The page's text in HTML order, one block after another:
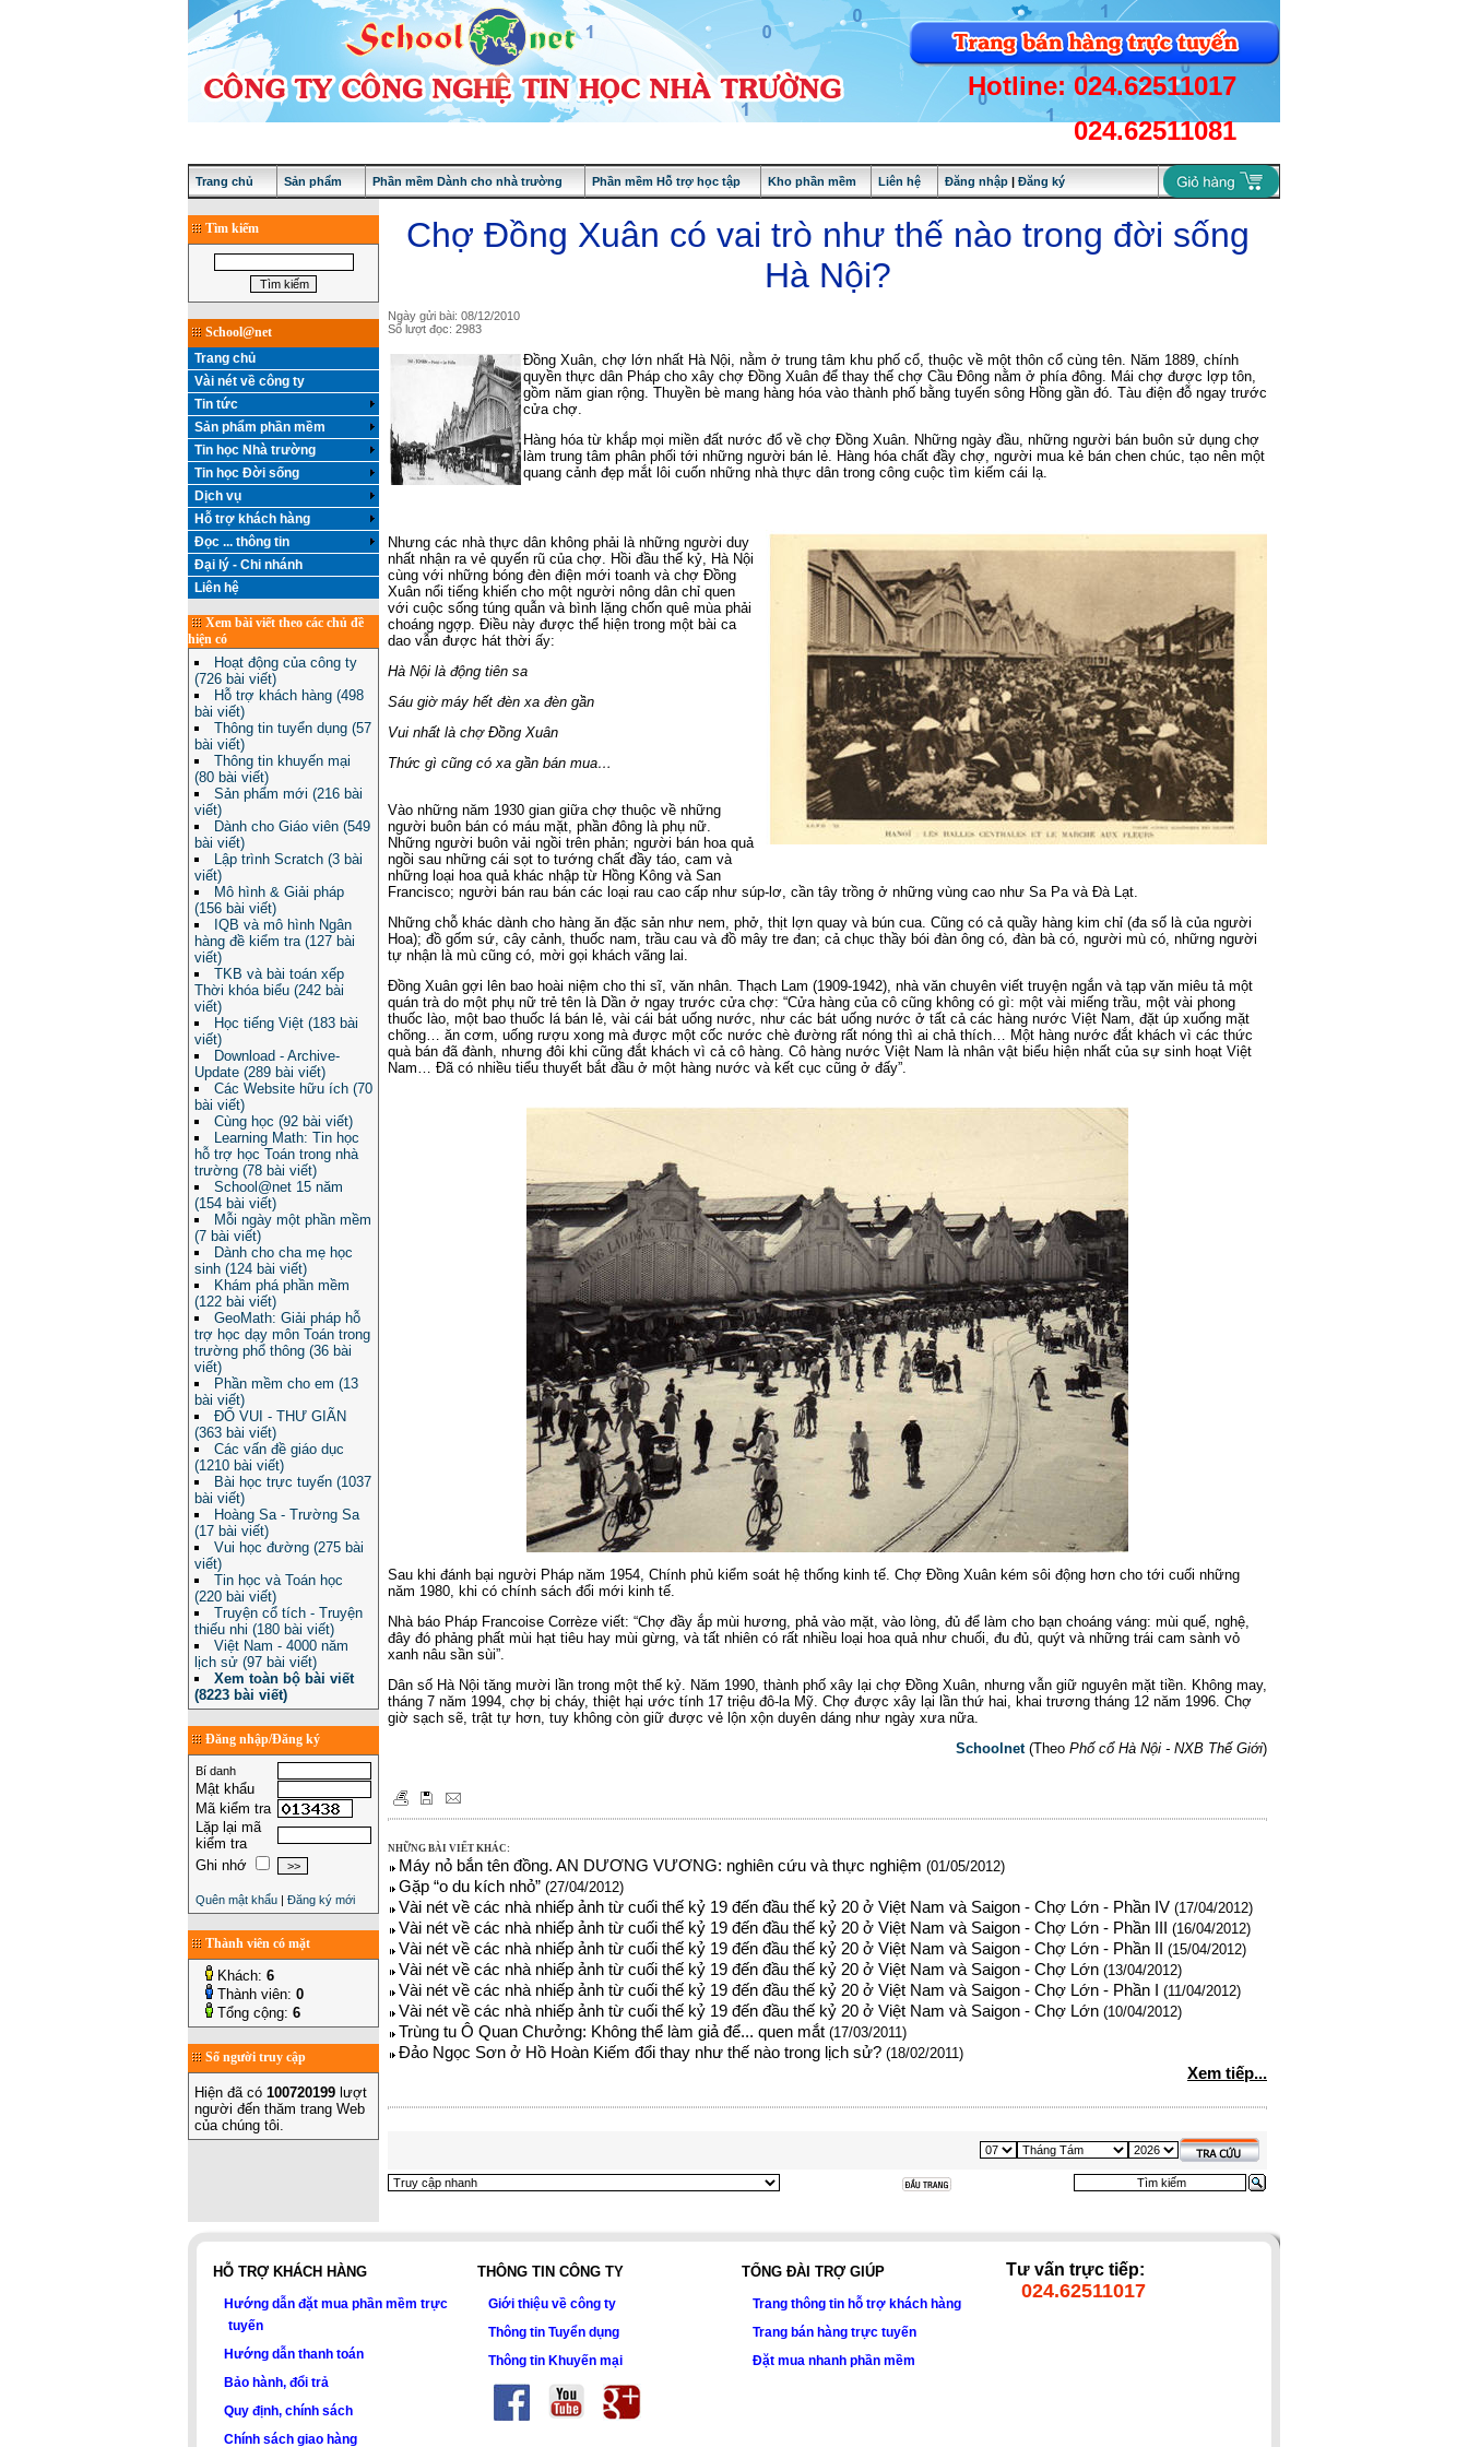
Hotline: 024.62511017
024.62511081
Trang chủ Sản phẩm Phần mềm Dành cho nhà trường Phần mềm Hỗ trợ học tập Kho phần mềm Liên hệ Đăng nhập | Đăng ký
Tìm kiếm
School@net
Trang chủ
Vài nét về công ty
Tin tức
Sản phẩm phần mềm
Tin học Nhà trường
Tin học Đời sống
Dịch vụ
Hỗ trợ khách hàng
Đọc ... thông tin
Đại lý - Chi nhánh
Liên hệ
Xem bài viết theo các chủ đề
hiện có
Hoạt động của công ty
(726 bài viết)
Hỗ trợ khách hàng (498
bài viết)
Thông tin tuyển dụng (57
bài viết)
Thông tin khuyến mại
(80 bài viết)
Sản phẩm mới (216 bài
viết)
Dành cho Giáo viên (549
bài viết)
Lập trình Scratch (3 bài
viết)
Mô hình & Giải pháp
(156 bài viết)
IQB và mô hình Ngân
hàng đề kiểm tra (127 bài
viết)
TKB và bài toán xếp
Thời khóa biểu (242 bài
viết)
Học tiếng Việt (183 bài
viết)
Download - Archive-
Update (289 bài viết)
Các Website hữu ích (70
bài viết)
Cùng học (92 bài viết)
Learning Math: Tin học
hỗ trợ học Toán trong nhà
trường (78 bài viết)
School@net 15 năm
(154 bài viết)
Mỗi ngày một phần mềm
(7 bài viết)
Dành cho cha mẹ học
sinh (124 bài viết)
Khám phá phần mềm
(122 bài viết)
GeoMath: Giải pháp hỗ
trợ học dạy môn Toán trong
trường phổ thông (36 bài
viết)
Phần mềm cho em (13
bài viết)
ĐỐ VUI - THƯ GIÃN
(363 bài viết)
Các vấn đề giáo dục
(1210 bài viết)
Bài học trực tuyến (1037
bài viết)
Hoàng Sa - Trường Sa
(17 bài viết)
Vui học đường (275 bài
viết)
Tin học và Toán học
(220 bài viết)
Truyện cổ tích - Truyện
thiếu nhi (180 bài viết)
Việt Nam - 4000 năm
lịch sử (97 bài viết)
Xem toàn bộ bài viết
(8223 bài viết)
Đăng nhập/Đăng ký
Bí danh
Mật khẩu
Mã kiểm tra
Lặp lại mã
kiểm tra
Ghi nhớ
Quên mật khẩu | Đăng ký mới
Thành viên có mặt
Khách: 6
Thành viên: 0
Tổng cộng: 6
Số người truy cập
Hiện đã có 100720199 lượt
người đến thăm trang Web
của chúng tôi.
Chợ Đồng Xuân có vai trò như thế nào trong đời sống
Hà Nội?
Ngày gửi bài: 08/12/2010
Số lượt đọc: 2983
Đồng Xuân, chợ lớn nhất Hà Nội, nằm ở trung tâm khu phố cổ, thuộc về một thôn cổ cùng tên. Năm 1889, chính
quyền thực dân Pháp cho xây chợ Đồng Xuân để thay thế chợ Cầu Đông nằm ở phía đông. Mái chợ được lợp tôn,
gồm năm gian rộng. Thuyền bè mang hàng hóa vào thành phố bằng tuyến sông Hồng gần đó. Tàu điện đỗ ngay trước
cửa chợ.
Hàng hóa từ khắp mọi miền đất nước đổ về chợ Đồng Xuân. Những ngày đầu, những người bán buôn sử dụng chợ
làm trung tâm phân phối tới những người bán lẻ. Hàng hóa chất đầy chợ, người mua kẻ bán chen chúc, tạo nên một
quang cảnh đẹp mắt lôi cuốn những nhà thực dân trong công cuộc tìm kiếm cái lạ.
Nhưng các nhà thực dân không phải là những người duy
nhất nhận ra vẻ quyến rũ của chợ. Hồi đầu thế kỷ, Hà Nội
cùng với những bóng đèn điện mới toanh và chợ Đồng
Xuân nổi tiếng khiến cho một người nông dân chỉ quen
với cuộc sống túng quẫn và bình lặng chốn quê mùa phải
choáng ngợp. Điều này được thể hiện trong một bài ca
dao vẫn được hát thời ấy:
Hà Nội là động tiên sa
Sáu giờ máy hết đèn xa đèn gần
Vui nhất là chợ Đồng Xuân
Thức gì cũng có xa gần bán mua…
Vào những năm 1930 gian giữa chợ thuộc về những
người buôn bán có máu mặt, phần đông là phụ nữ.
Những người buôn vải ngồi trên phản; người bán hoa quả
ngồi sau những cái sọt to tướng chất đầy táo, cam và
những loại hoa quả khác nhập từ Hồng Kông và San
Francisco; người bán rau bán các loại rau cao cấp như súp-lơ, cần tây trồng ở những vùng cao như Sa Pa và Đà Lạt.
Những chỗ khác dành cho hàng ăn đặc sản như nem, phở, thịt lợn quay và bún cua. Cũng có cả quầy hàng kim chỉ (đa số là của người
Hoa); đồ gốm sứ, cây cảnh, thuốc nam, trầu cau và đồ mây tre đan; cả chục thầy bói đàn ông có, đàn bà có, người mù có, những người
tự nhận là mù cũng có, mời gọi khách vãng lai.
Đồng Xuân gợi lên bao hoài niệm cho thi sĩ, văn nhân. Thạch Lam (1909-1942), nhà văn chuyên viết truyện ngắn và tạp văn miêu tả một
quán trà do một phụ nữ trẻ tên là Dần ở ngay trước cửa chợ: “Cửa hàng của cô cũng không có gì: một vài miếng trầu, một vài phong
thuốc lào, một bao thuốc lá bán lẻ, vài cái bát uống nước, như các bát uống nước ở tất cả các hàng nước Việt Nam, đặt úp xuống mặt
chõng… ăn cơm, uống rượu xong mà được một cốc nước chè đường rất nóng thì ai chả thích… Một hàng nước đắt khách vì các thức
quà bán đã đành, nhưng đôi khi cũng đắt khách vì cả cô hàng. Cô hàng nước Việt Nam là nhân vật biểu hiện nhất của sự sinh hoạt Việt
Nam… Đã có nhiều tiểu thuyết bắt đầu ở một hàng nước và kết cục cũng ở đấy”.
Sau khi đánh bại người Pháp năm 1954, Chính phủ kiểm soát hệ thống kinh tế. Chợ Đồng Xuân kém sôi động hơn cho tới cuối những
năm 1980, khi có chính sách đổi mới kinh tế.
Nhà báo Pháp Francoise Corrèze viết: “Chợ đầy ắp mùi hương, phả vào mặt, vào lòng, đủ để làm cho bạn choáng váng: mùi quế, nghệ,
đây đó phảng phất mùi hạt tiêu hay mùi gừng, và tất nhiên có rất nhiều loại hoa quả như chuối, đu đủ, quýt và những trái cam sành vỏ
xanh nâu sần sùi”.
Dân số Hà Nội tăng mười lần trong một thế kỷ. Năm 1990, thành phố xây lại chợ Đồng Xuân, nhưng vẫn giữ nguyên mặt tiền. Không may,
tháng 7 năm 1994, chợ bị cháy, thiệt hại ước tính 17 triệu đô-la Mỹ. Chợ được xây lại lần thứ hai, khai trương tháng 12 năm 1996. Chợ
giờ sạch sẽ, trật tự hơn, tuy không còn giữ được vẻ lộn xộn duyên dáng như ngày xưa nữa.
Schoolnet(Theo Phố cổ Hà Nội - NXB Thế Giới)
NHỮNG BÀI VIẾT KHÁC:
Máy nỏ bắn tên đồng. AN DƯƠNG VƯƠNG: nghiên cứu và thực nghiệm (01/05/2012)
Gặp “o du kích nhỏ” (27/04/2012)
Vài nét về các nhà nhiếp ảnh từ cuối thế kỷ 19 đến đầu thế kỷ 20 ở Việt Nam và Saigon - Chợ Lớn - Phần IV (17/04/2012)
Vài nét về các nhà nhiếp ảnh từ cuối thế kỷ 19 đến đầu thế kỷ 20 ở Việt Nam và Saigon - Chợ Lớn - Phần III (16/04/2012)
Vài nét về các nhà nhiếp ảnh từ cuối thế kỷ 19 đến đầu thế kỷ 20 ở Việt Nam và Saigon - Chợ Lớn - Phần II (15/04/2012)
Vài nét về các nhà nhiếp ảnh từ cuối thế kỷ 19 đến đầu thế kỷ 20 ở Việt Nam và Saigon - Chợ Lớn (13/04/2012)
Vài nét về các nhà nhiếp ảnh từ cuối thế kỷ 19 đến đầu thế kỷ 20 ở Việt Nam và Saigon - Chợ Lớn - Phần I (11/04/2012)
Vài nét về các nhà nhiếp ảnh từ cuối thế kỷ 19 đến đầu thế kỷ 20 ở Việt Nam và Saigon - Chợ Lớn (10/04/2012)
Trùng tu Ô Quan Chưởng: Không thể làm giả để... quen mắt (17/03/2011)
Đảo Ngọc Sơn ở Hồ Hoàn Kiếm đổi thay như thế nào trong lịch sử? (18/02/2011)
Xem tiếp...
HỖ TRỢ KHÁCH HÀNG
Hướng dẫn đặt mua phần mềm trực
tuyến
Hướng dẫn thanh toán
Bảo hành, đổi trả
Quy định, chính sách
Chính sách giao hàng
THÔNG TIN CÔNG TY
Giới thiệu về công ty
Thông tin Tuyển dụng
Thông tin Khuyến mại
TỔNG ĐÀI TRỢ GIÚP
Trang thông tin hỗ trợ khách hàng
Trang bán hàng trực tuyến
Đặt mua nhanh phần mềm
Tư vấn trực tiếp:
024.62511017